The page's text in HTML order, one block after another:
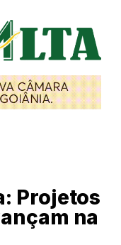
Projetos
na